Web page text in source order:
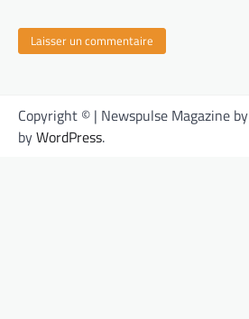
Copyright © | Newspulse Magazine by
byWordPress.